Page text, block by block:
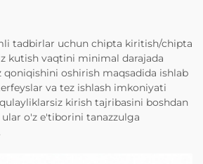
tadbirlar uchun chipta kiritish/chipta
kutish vaqtini minimal darajada
oshirish maqsadida ishlab
va tez ishlash imkoniyati
kirish tajribasini boshdan
o'z e'tiborini tanazzulga